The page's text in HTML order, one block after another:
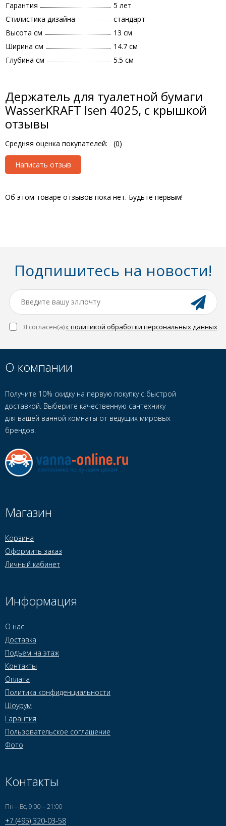
Гарантия
5 лет
Стилистика дизайна
стандарт
Высота см
13 см
Ширина см
14.7 см
Глубина см
5.5 см
Держатель для туалетной бумаги
WasserKRAFT Isen 4025, с крышкой
отзывы
Средняя оценка покупателей: (0)
Написать отзыв
Об этом товаре отзывов пока нет. Будьте первым!
Подпишитесь на новости!
Я согласен(a)с политикой обработки персональных данных
О компании
Получите 10% скидку на первую покупку с быстрой
доставкой. Выберите качественную сантехнику
для вашей ванной комнаты от ведущих мировых
брендов.
Магазин
Корзина
Оформить заказ
Личный кабинет
Информация
О нас
Доставка
Подъем на этаж
Контакты
Оплата
Политика конфиденциальности
Шоурум
Гарантия
Пользовательское соглашение
Фото
Контакты
Пн—Вс, 9:00—21:00
+7 (495) 320-03-58